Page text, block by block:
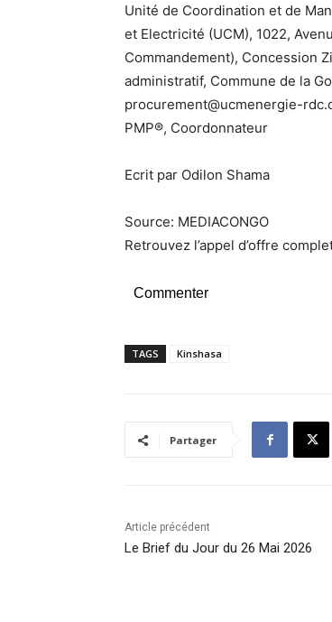
Unité de Coordination et de
et Electricité (UCM), 1022,
Commandement), Concession
administratif, Commune de la
procurement@ucmenergie-
PMP®, Coordonnateur
Ecrit par Odilon Shama
Source: MEDIACONGO
Retrouvez l’appel d’offre
Commenter
TAGS Kinshasa
Partager
Article précédent
Le Brief du Jour du 26 Mai 2026